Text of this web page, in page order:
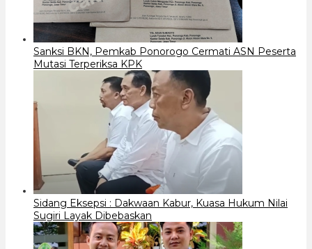
Sanksi BKN, Pemkab Ponorogo Cermati ASN Peserta
Mutasi Terperiksa KPK
Sidang Eksepsi : Dakwaan Kabur, Kuasa Hukum Nilai
Sugiri Layak Dibebaskan